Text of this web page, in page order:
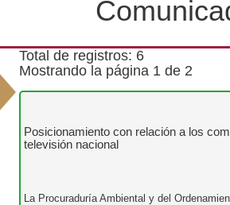
Total de registros: 6
Mostrando la página 1 de 2
Posicionamiento con relación a los
televisión nacional
La Procuraduría Ambiental y del